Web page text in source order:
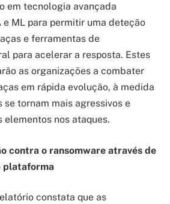
em tecnologia avançada
e ML para permitir uma deteção
e ferramentas de
para acelerar a resposta. Estes
as organizações a combater
em rápida evolução, à medida
se tornam mais agressivos e
elementos nos ataques.
contra o ransomware através de
plataforma
constata que as